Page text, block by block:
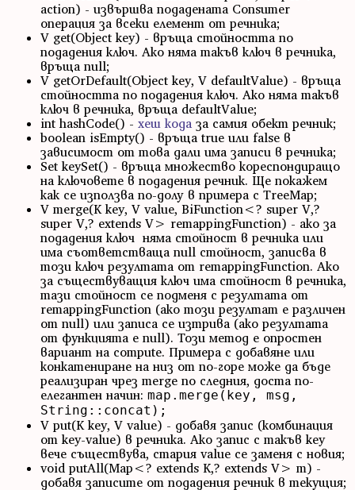
action) - извършва подадената Consumer
операция за всеки елемент от речника;
V get(Object key) - връща стойността по
подадения ключ. Ако няма такъв ключ в речника,
връща null;
V getOrDefault(Object key, V defaultValue) - връща
стойността по подадения ключ. Ако няма такъв
ключ в речника, връща defaultValue;
int hashCode() - хеш кода за самия обект речник;
boolean isEmpty() - връща true или false в
зависимост от това дали има записи в речника;
Set keySet() - връща множество кореспондиращо
на ключовете в подадения речник. Ще покажем
как се използва по-долу в примера с TreeMap;
V merge(K key, V value, BiFunction<? super V,?
super V,? extends V> remappingFunction) - ако за
подадения ключ няма стойност в речника или
има съответстваща null стойност, записва в
този ключ резултата от remappingFunction. Ако
за съществуващия ключ има стойност в речника,
тази стойност се подменя с резултата от
remappingFunction (ако този резултат е различен
от null) или записа се изтрива (ако резултата
от функцията е null). Този метод е опростен
вариант на compute. Примера с добавяне или
конкатениране на низ от по-горе може да бъде
реализиран чрез merge по следния, доста по-
елегантен начин: map.merge(key, msg,
String::concat);
V put(K key, V value) - добавя запис (комбинация
от key-value) в речника. Ако запис с такъв key
вече съществува, стария value се заменя с новия;
void putAll(Map<? extends K,? extends V> m) -
добавя записите от подадения речник в текущия;